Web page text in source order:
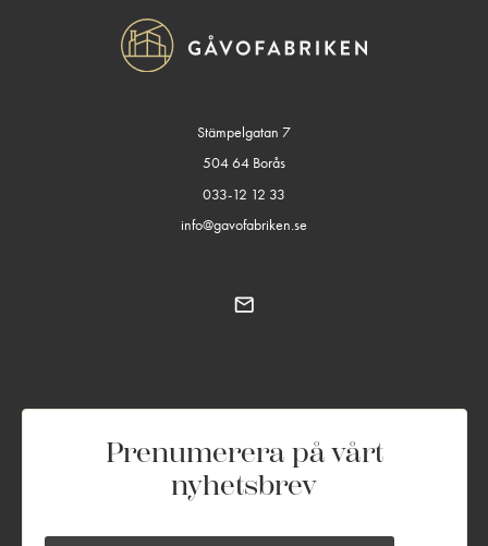
Stämpelgatan 7
504 64 Borås
033-12 12 33
info@gavofabriken.se
Prenumerera på vårt
nyhetsbrev